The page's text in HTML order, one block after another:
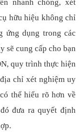
nhanh chóng, xét
hữu hiệu không chỉ
ứng dụng trong các
sẽ cung cấp cho bạn
quy trình thực hiện
chỉ xét nghiệm uy
thể hiểu rõ hơn về
đưa ra quyết định